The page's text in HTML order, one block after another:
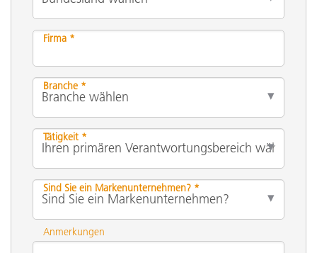
Firma *
Branche *
Tätigkeit *
Sind Sie ein Markenunternehmen? *
Anmerkungen